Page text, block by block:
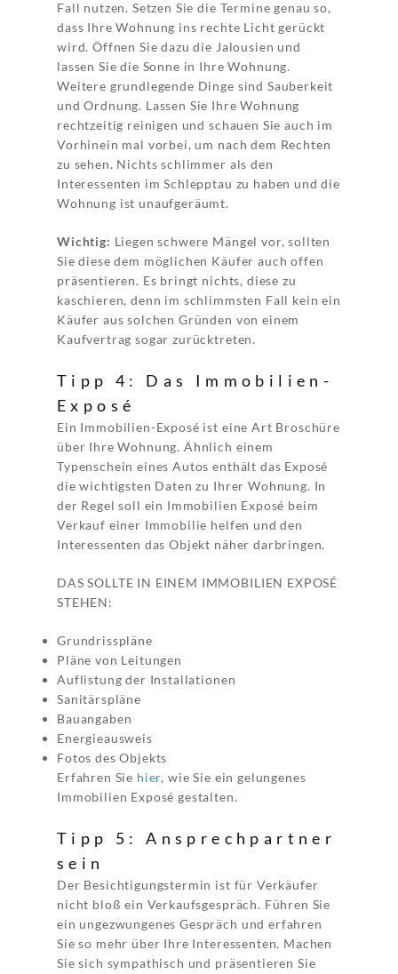
Fall nutzen. Setzen Sie die Termine genau so,
dass Ihre Wohnung ins rechte Licht gerückt
wird. Öffnen Sie dazu die Jalousien und
lassen Sie die Sonne in Ihre Wohnung.
Weitere grundlegende Dinge sind Sauberkeit
und Ordnung. Lassen Sie Ihre Wohnung
rechtzeitig reinigen und schauen Sie auch im
Vorhinein mal vorbei, um nach dem Rechten
zu sehen. Nichts schlimmer als den
Interessenten im Schlepptau zu haben und die
Wohnung ist unaufgeräumt.
Wichtig: Liegen schwere Mängel vor, sollten
Sie diese dem möglichen Käufer auch offen
präsentieren. Es bringt nichts, diese zu
kaschieren, denn im schlimmsten Fall kein ein
Käufer aus solchen Gründen von einem
Kaufvertrag sogar zurücktreten.
Tipp 4: Das Immobilien-
Exposé
Ein Immobilien-Exposé ist eine Art Broschüre
über Ihre Wohnung. Ähnlich einem
Typenschein eines Autos enthält das Exposé
die wichtigsten Daten zu Ihrer Wohnung. In
der Regel soll ein Immobilien Exposé beim
Verkauf einer Immobilie helfen und den
Interessenten das Objekt näher darbringen.
DAS SOLLTE IN EINEM IMMOBILIEN EXPOSÉ
STEHEN:
Grundrisspläne
Pläne von Leitungen
Auflistung der Installationen
Sanitärspläne
Bauangaben
Energieausweis
Fotos des Objekts
Erfahren Sie hier, wie Sie ein gelungenes
Immobilien Exposé gestalten.
Tipp 5: Ansprechpartner
sein
Der Besichtigungstermin ist für Verkäufer
nicht bloß ein Verkaufsgespräch. Führen Sie
ein ungezwungenes Gespräch und erfahren
Sie so mehr über Ihre Interessenten. Machen
Sie sich sympathisch und präsentieren Sie